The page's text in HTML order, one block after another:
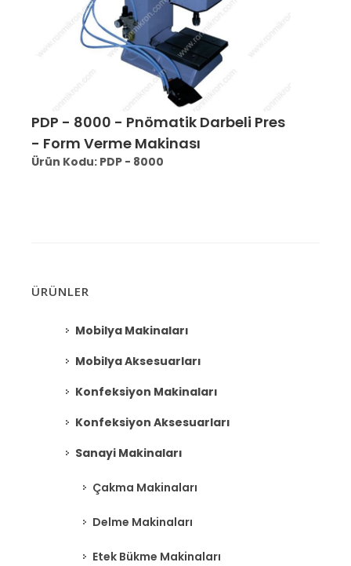
PDP - 8000 - Pnömatik Darbeli Pres
- Form Verme Makinası
Ürün Kodu: PDP - 8000
ÜRÜNLER
Mobilya Makinaları
Mobilya Aksesuarları
Konfeksiyon Makinaları
Konfeksiyon Aksesuarları
Sanayi Makinaları
Çakma Makinaları
Delme Makinaları
Etek Bükme Makinaları